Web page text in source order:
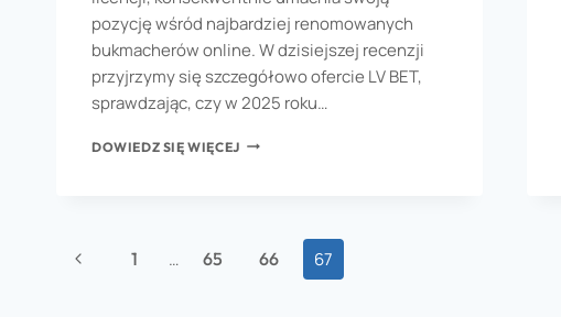
pozycję wśród najbardziej renomowanych
bukmacherów online. W dzisiejszej recenzji
przyjrzymy się szczegółowo ofercie LV BET,
sprawdzając, czy w 2025 roku…
DOWIEDZ SIĘ WIĘCEJ
1 … 65 66 67